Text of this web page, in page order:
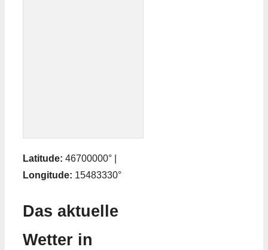
Latitude: 46700000° |
Longitude: 15483330°
Das aktuelle
Wetter in